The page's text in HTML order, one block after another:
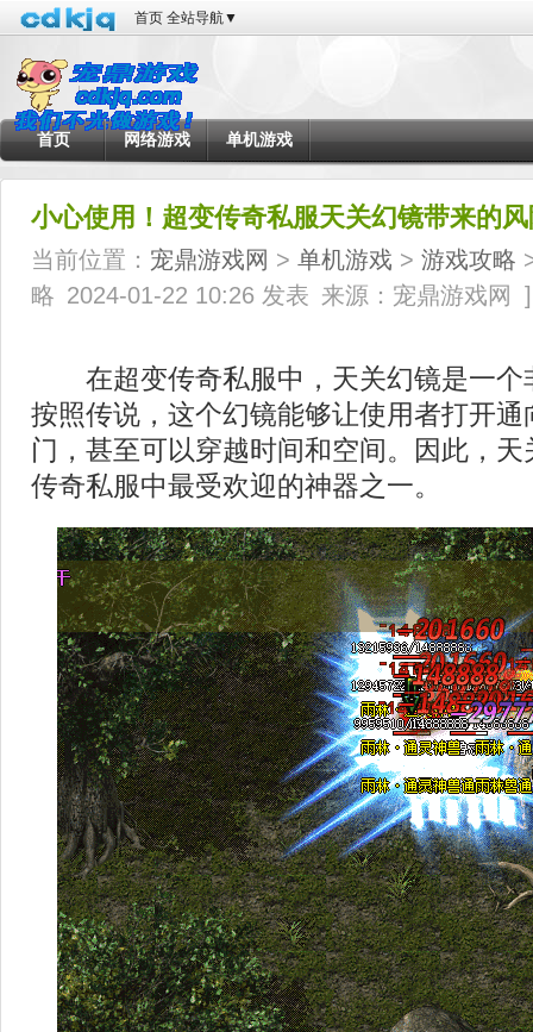
首页 全站导航▼
首页 网络游戏 单机游戏
小心使用！超变传奇私服天关幻镜带来的
当前位置： 宠鼎游戏网 > 单机游戏 > 游戏攻略
略 2024-01-22 10:26 发表 来源：宠鼎游戏网 ]
在超变传奇私服中，天关幻镜是一个
按照传说，这个幻镜能够让使用者打开
门，甚至可以穿越时间和空间。因此，
传奇私服中最受欢迎的神器之一。